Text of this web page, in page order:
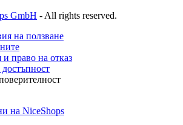
GmbH - All rights reserved.
на ползване
право на отказ
на NiceShops